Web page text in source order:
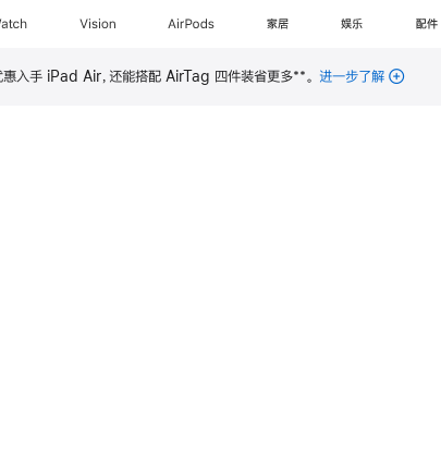
Vision AirPods 家居 娱乐 配件
惠入手 iPad Air，还能搭配 AirTag 四件装省更多**。 进一步了解